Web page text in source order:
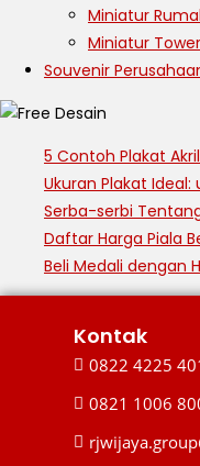
Miniatur
Miniatur Tower
Souvenir
5 Contoh Plakat
Ukuran Plakat Ideal:
Serba-serbi
Daftar Harga Piala
Beli Medali dengan
Kontak
0822 4225
0821 1006